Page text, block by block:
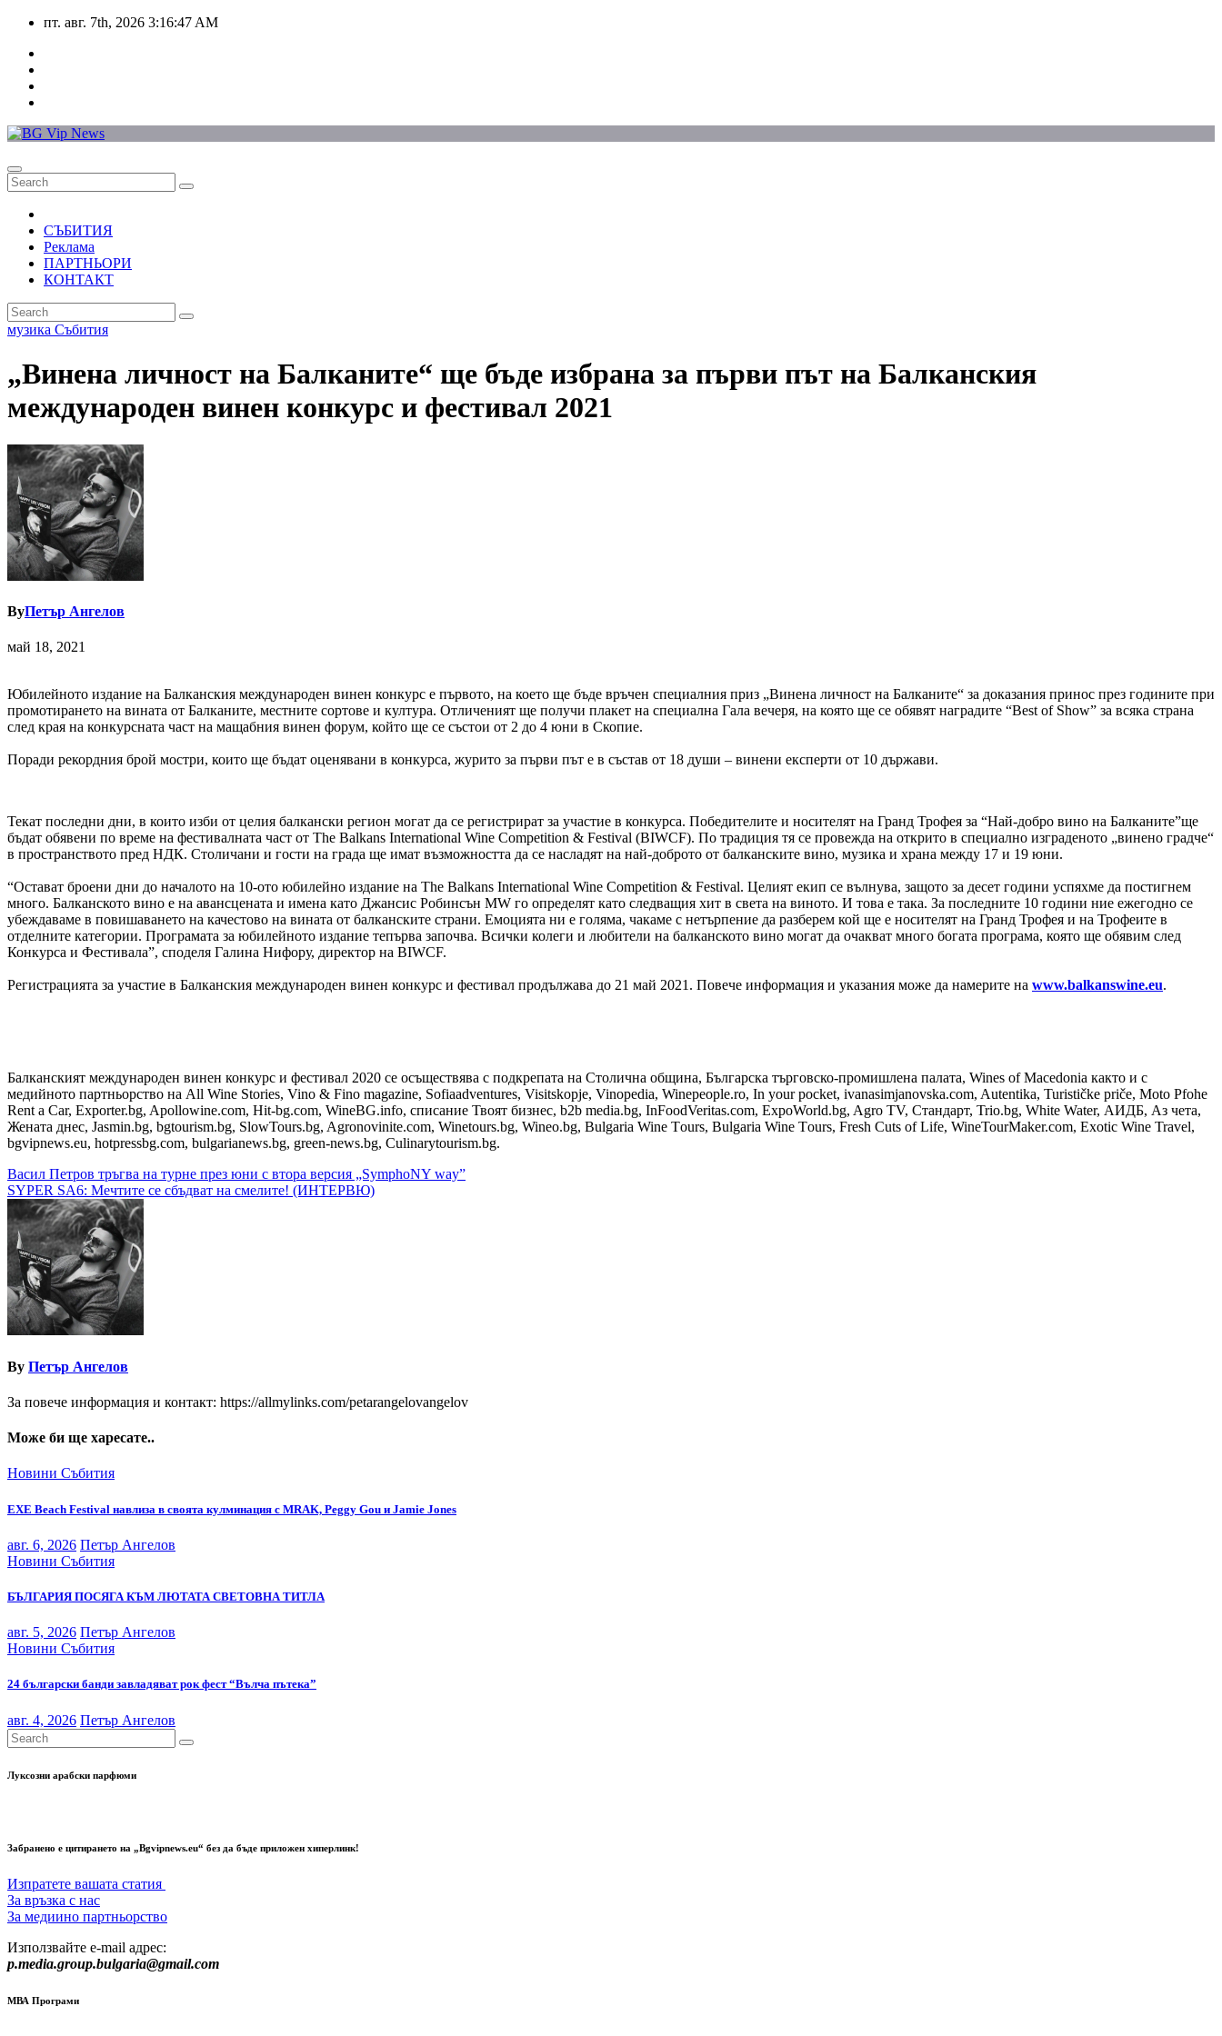
Skip
content
пт. авг. 7th, 2026 3:16:47 AM
СЪБИТИЯ
Реклама
ПАРТНЬОРИ
КОНТАКТ
музика Събития
„Винена личност на Балканите“ ще бъде избрана за първи път на Балканския
международен винен конкурс и фестивал 2021
ByПетър Ангелов
май 18, 2021
Юбилейното издание на Балканския международен винен конкурс е първото, на което ще бъде връчен специалния приз „Винена личност на Балканите“ за доказания принос през годините при
промотирането на вината от Балканите, местните сортове и култура. Отличеният ще получи плакет на специална Гала вечеря, на която ще се обявят наградите “Best of Show” за всяка страна
след края на конкурсната част на мащабния винен форум, който ще се състои от 2 до 4 юни в Скопие.
Поради рекордния брой мостри, които ще бъдат оценявани в конкурса, журито за първи път е в състав от 18 души – винени експерти от 10 държави.
Текат последни дни, в които изби от целия балкански регион могат да се регистрират за участие в конкурса. Победителите и носителят на Гранд Трофея за “Най-добро вино на Балканите”ще
бъдат обявени по време на фестивалната част от The Balkans International Wine Competition & Festival (BIWCF). По традиция тя се провежда на открито в специално изграденото „винено градче“
в пространството пред НДК. Столичани и гости на града ще имат възможността да се насладят на най-доброто от балканските вино, музика и храна между 17 и 19 юни.
“Остават броени дни до началото на 10-ото юбилейно издание на The Balkans International Wine Competition & Festival. Целият екип се вълнува, защото за десет години успяхме да постигнем
много. Балканското вино е на авансцената и имена като Джансис Робинсън MW го определят като следващия хит в света на виното. И това е така. За последните 10 години ние ежегодно се
убеждаваме в повишаването на качестово на вината от балканските страни. Емоцията ни е голяма, чакаме с нетърпение да разберем кой ще е носителят на Гранд Трофея и на Трофеите в
отделните категории. Програмата за юбилейното издание тепърва започва. Всички колеги и любители на балканското вино могат да очакват много богата програма, която ще обявим след
Конкурса и Фестивала”, споделя Галина Нифору, директор на BIWCF.
Регистрацията за участие в Балканския международен винен конкурс и фестивал продължава до 21 май 2021. Повече информация и указания може да намерите на www.balkanswine.eu.
Балканският международен винен конкурс и фестивал 2020 се осъществява с подкрепата на Столична община, Българска търговско-промишлена палата, Wines of Macedonia както и с
медийното партньорство на All Wine Stories, Vino & Fino magazine, Sofiaadventures, Visitskopje, Vinopedia, Winepeople.ro, In your pocket, ivanasimjanovska.com, Autentika, Turističke priče, Moto Pfohe
Rent a Car, Exporter.bg, Apollowine.com, Hit-bg.com, WineBG.info, списание Твоят бизнес, b2b media.bg, InFoodVeritas.com, ExpoWorld.bg, Agro TV, Стандарт, Trio.bg, White Water, АИДБ, Аз чета,
Жената днес, Jasmin.bg, bgtourism.bg, SlowTours.bg, Agronovinite.com, Winetours.bg, Wineo.bg, Bulgaria Wine Тours, Bulgaria Wine Тours, Fresh Cuts of Life, WineTourMaker.com, Exotic Wine Travel,
bgvipnews.eu, hotpressbg.com, bulgarianews.bg, green-news.bg, Culinarytourism.bg.
Навигация
Васил Петров тръгва на турне през юни с втора версия „SymphoNY way”
SYPER SA6: Мечтите се сбъдват на смелите! (ИНТЕРВЮ)
By Петър Ангелов
За повече информация и контакт: https://allmylinks.com/petarangelovangelov
Може би ще харесате..
Новини Събития
EXE Beach Festival навлиза в своята кулминация с MRAK, Peggy Gou и Jamie Jones
авг. 6, 2026 Петър Ангелов
Новини Събития
БЪЛГАРИЯ ПОСЯГА КЪМ ЛЮТАТА СВЕТОВНА ТИТЛА
авг. 5, 2026 Петър Ангелов
Новини Събития
24 български банди завладяват рок фест “Вълча пътека”
авг. 4, 2026 Петър Ангелов
Луксозни арабски парфюми
Забранено е цитирането на „Bgvipnews.eu“ без да бъде приложен хиперлинк!
Изпратете вашата статия
За връзка с нас
За медиино партньорство
Използвайте e-mail адрес:
p.media.group.bulgaria@gmail.com
МВА Програми